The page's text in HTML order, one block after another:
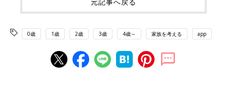
0歳 1歳 2歳 3歳 4歳～ 家族を考える app